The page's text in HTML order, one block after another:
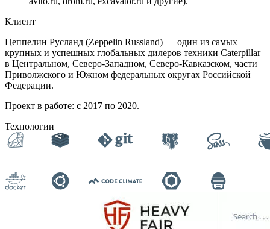
Клиент
Цеппелин Русланд (Zeppelin Russland) — один из самых
крупных и успешных глобальных дилеров техники Caterpillar
в Центральном, Северо-Западном, Северо-Кавказском, части
Приволжского и Южном федеральных округах Российской
Федерации.
Проект в работе: с 2017 по 2020.
Технологии